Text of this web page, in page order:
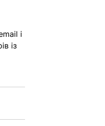
і
із